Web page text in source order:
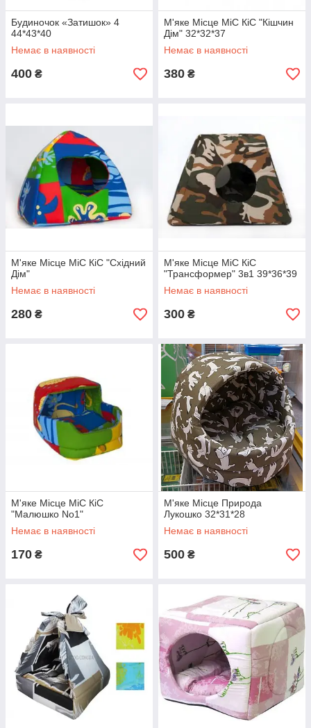
Будиночок «Затишок» 4
44*43*40
Немає в наявності
400 ₴
М'яке Місце МіС КіС "Кішчин
Дім" 32*32*37
Немає в наявності
380 ₴
М'яке Місце МіС КіС "Східний
Дім"
Немає в наявності
280 ₴
М'яке Місце МіС КіС
"Трансформер" 3в1 39*36*39
Немає в наявності
300 ₴
М'яке Місце МіС КіС
"Малюшко No1"
Немає в наявності
170 ₴
М'яке Місце Природа
Лукошко 32*31*28
Немає в наявності
500 ₴